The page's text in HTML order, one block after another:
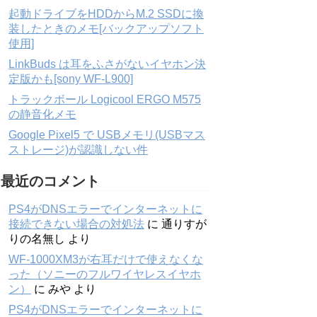
起動ドライブをHDDからM.2 SSDに換
装したときのメモ[バックアップソフト
使用]
LinkBuds は耳をふさがないイヤホン決
定版かも[sony WF-L900]
トラックボール Logicool ERGO M575
の静音化メモ
Google Pixel5 で USBメモリ(USBマス
ストレージ)が認識しない件
最近のコメント
PS4がDNSエラーでインターネットに
接続できない場合の対処法 に 通りすが
りの名無し より
WF-1000XM3が右耳だけで使えなくな
った（ソニーのフルワイヤレスイヤホ
ン）
に みや より
PS4がDNSエラーでインターネットに